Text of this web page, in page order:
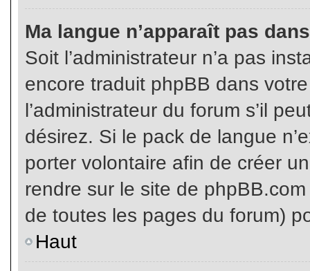
Ma langue n’apparaît pas
Soit l’administrateur n’a pas
encore traduit phpBB dans
l’administrateur du forum s’il
désirez. Si le pack de langue
porter volontaire afin de créer
rendre sur le site de
de toutes les pages du forum)
Haut